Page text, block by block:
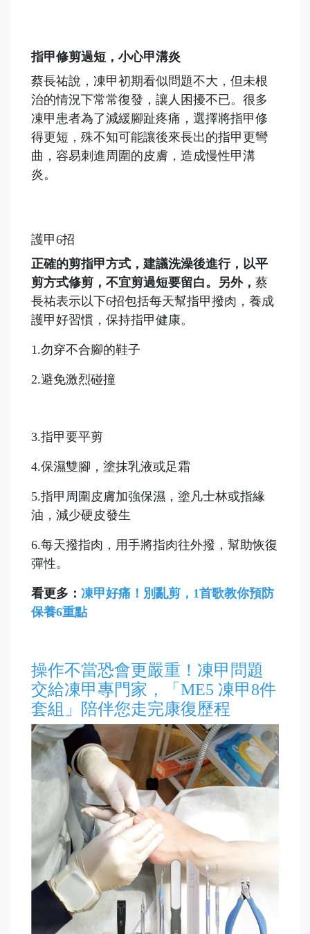
指甲修剪過短，小心甲溝炎
蔡長祐說，凍甲初期看似問題不大，但未根
治的情況下常常復發，讓人困擾不已。很多
凍甲患者為了減緩腳趾疼痛，選擇將指甲修
得更短，殊不知可能讓後來長出的指甲更彎
曲，容易刺進周圍的皮膚，造成慢性甲溝
炎。
護甲6招
正確的剪指甲方式，建議洗澡後進行，以平
剪方式修剪，不宜剪過短要留白。另外， 蔡
長祐表示以下6招包括每天幫指甲撥肉，養成
護甲好習慣，保持指甲健康。
1.勿穿不合腳的鞋子
2.避免激烈碰撞
3.指甲要平剪
4.保濕雙腳，塗抹乳液或足霜
5.指甲周圍皮膚加強保濕，塗凡士林或指緣
油，減少硬皮發生
6.每天撥指肉，用手將指肉往外撥，幫助恢復
彈性。
看更多： 凍甲好痛！別亂剪，1首歌教你預防
保養6重點
操作不當恐會更嚴重！凍甲問題
交給凍甲專門家，「ME5 凍甲8件
套組」陪伴您走完康復歷程